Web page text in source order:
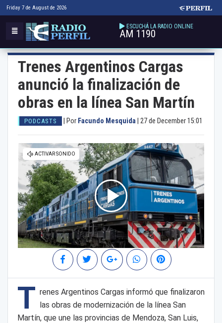
Friday 7 de August de 2026
ESCUCHÁ LA RADIO ONLINE
AM 1190
Trenes Argentinos Cargas
anunció la finalización de
obras en la línea San Martín
PODCASTS Por Facundo Mesquida 27 de December 15:01
T renes Argentinos Cargas informó que finalizaron
las obras de modernización de la línea San
Martín, que une las provincias de Mendoza, San Luis,